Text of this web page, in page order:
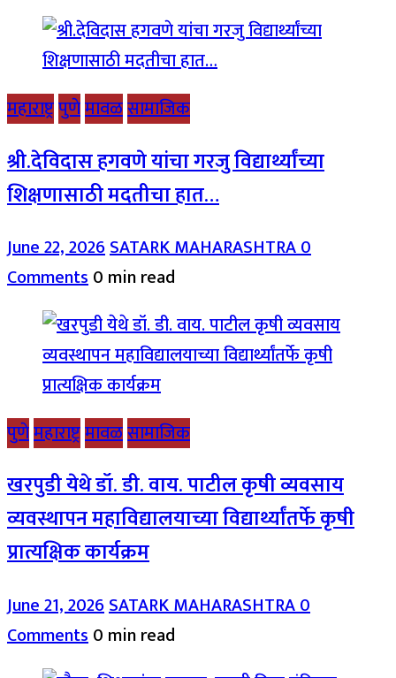
महाराष्ट्रपुणेमावळसामाजिक
श्री.देविदास हगवणे यांचा गरजु विद्यार्थ्यांच्या
शिक्षणासाठी मदतीचा हात…
June 22, 2026SATARK MAHARASHTRA0
Comments0 min read
पुणेमहाराष्ट्रमावळसामाजिक
खरपुडी येथे डॉ. डी. वाय. पाटील कृषी व्यवसाय
व्यवस्थापन महाविद्यालयाच्या विद्यार्थ्यांतर्फे कृषी
प्रात्यक्षिक कार्यक्रम
June 21, 2026SATARK MAHARASHTRA0
Comments0 min read